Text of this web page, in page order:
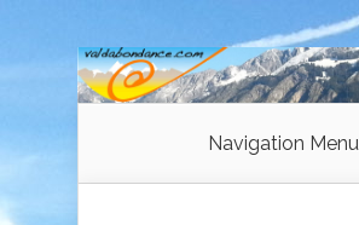
Navigation Menu